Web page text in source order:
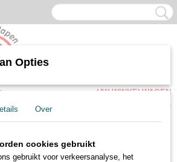
UW WINKELWAGEN
(0)
Dekbedden
Opties
Over
cookies gebruikt
gebruikt voor verkeersanalyse, het